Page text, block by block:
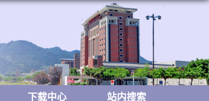
下载中心 站内搜索